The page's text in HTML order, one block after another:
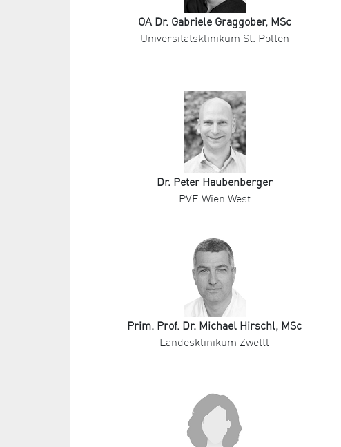
OA Dr. Gabriele Graggober, MSc
Universitätsklinikum St. Pölten
Dr. Peter Haubenberger
PVE Wien West
Prim. Prof. Dr. Michael Hirschl, MSc
Landesklinikum Zwettl